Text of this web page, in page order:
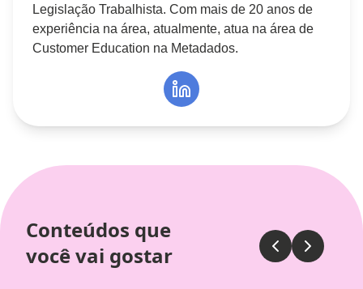
Legislação Trabalhista. Com mais de 20 anos de
experiência na área, atualmente, atua na área de
Customer Education na Metadados.
Conteúdos que
você vai gostar